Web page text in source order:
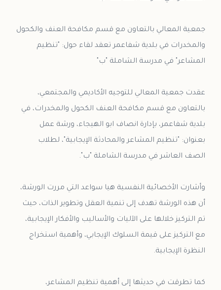
جمعية المعالي بالتعاون مع قسم مكافحة العنف والكحول
والمخدرات في بلدية شفاعمر تعقد لقاء حول: "تنظيم
عقدت جمعية المعالي للتوجيه الأكاديمي والمجتمعي،
بالتعاون مع قسم مكافحة العنف الكحول والمخدرات، في
بلدية شفاعمر، بإدارة انصاف ابو الهيجاء، ورشة عمل
بعنوان: "تنظيم المشاعر والمحادثة الإيجابية"، لطلاب
وأشارت الأخصائية النفسية هيا سواعد التي مررت الورشة،
أن هذه الورشة تهدف إلى تنمية العقل وتطوير الذات، حيث
تم التركيز خلالها على الآليات والأساليب والأفكار الإيجابية،
مع التركيز على قيمة السلوك الإيجابي، وأهمية استخراج
كما تطرقت في حديثها إلى أهمية تنظيم المشاعر،